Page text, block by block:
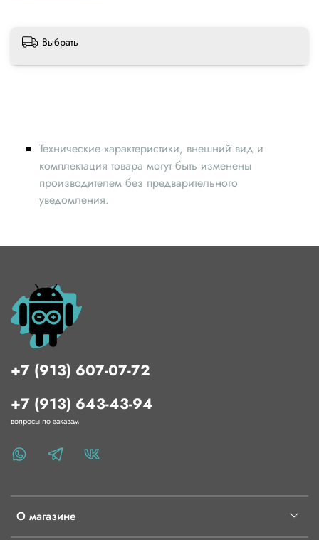
Данный модуль возможно приобрести в
дополнительными датчиками и модулями.
Выбрать
Технические характеристики, внешний вид и
комплектация товара могут быть изменены
производителем без предварительного
уведомления.
О магазине
+7 (913) 607-07-72
+7 (913) 643-43-94
вопросы по заказам